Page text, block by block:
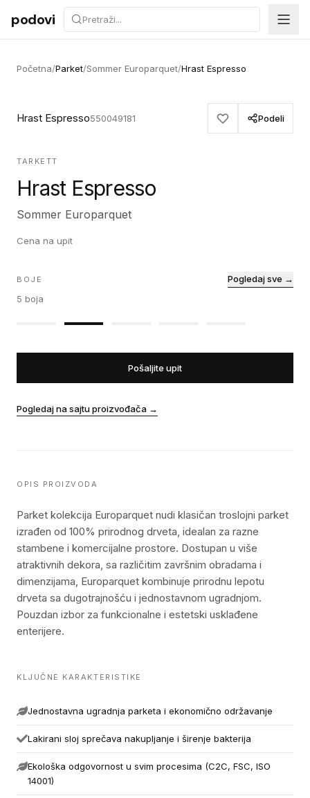
Preskoči na sadržaj
podovi
Početna/Parket/Sommer Europarquet/Hrast Espresso
Hrast Espresso550049181 Podeli
TARKETT
Hrast Espresso
Sommer Europarquet
Cena na upit
BOJE
5 boja
Pogledaj sve →
Pošaljite upit
Pogledaj na sajtu proizvođača →
OPIS PROIZVODA
Parket kolekcija Europarquet nudi klasičan troslojni parket
izrađen od 100% prirodnog drveta, idealan za razne
stambene i komercijalne prostore. Dostupan u više
atraktivnih dekora, sa različitim završnim obradama i
dimenzijama, Europarquet kombinuje prirodnu lepotu
drveta sa dugotrajnošću i jednostavnom ugradnjom.
Pouzdan izbor za funkcionalne i estetski usklađene
enterijere.
KLJUČNE KARAKTERISTIKE
Jednostavna ugradnja parketa i ekonomično održavanje
Lakirani sloj sprečava nakupljanje i širenje bakterija
Ekološka odgovornost u svim procesima (C2C, FSC, ISO
14001)